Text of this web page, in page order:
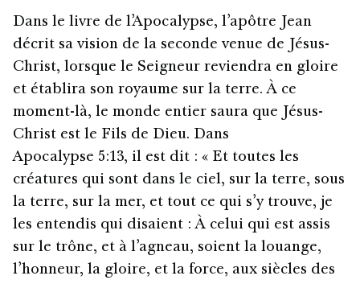
Dans le livre de l’Apocalypse, l’apôtre Jean
décrit sa vision de la seconde venue de Jésus-
Christ, lorsque le Seigneur reviendra en gloire
et établira son royaume sur la terre. À ce
moment-là, le monde entier saura que Jésus-
Christ est le Fils de Dieu. Dans
Apocalypse 5:13, il est dit : « Et toutes les
créatures qui sont dans le ciel, sur la terre, sous
la terre, sur la mer, et tout ce qui s’y trouve, je
les entendis qui disaient : À celui qui est assis
sur le trône, et à l’agneau, soient la louange,
l’honneur, la gloire, et la force, aux siècles des